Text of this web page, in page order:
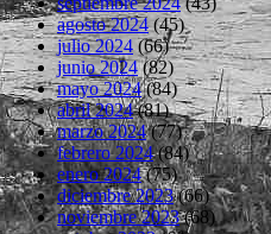
agosto 2024(45)
julio 2024(66)
junio 2024(82)
mayo 2024(84)
abril 2024(81)
marzo 2024(77)
febrero 2024(84)
enero 2024(75)
diciembre 2023(66)
noviembre 2023(68)